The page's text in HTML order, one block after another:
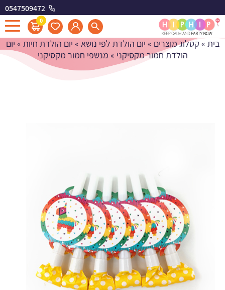
0547509472
0
מנשפי חמור מקסיקני
בית » קטלוג מוצרים » יום הולדת לפי נושא » יום הולדת חיות » יום
הולדת חמור מקסיקני » מנשפי חמור מקסיקני